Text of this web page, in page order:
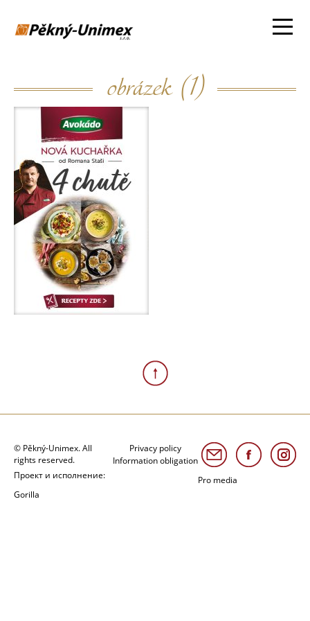
obrázek (1)
© Pěkný-Unimex. All
rights reserved.
Проект и исполнение:
Gorilla
Privacy policy
Information obligation
Pro media